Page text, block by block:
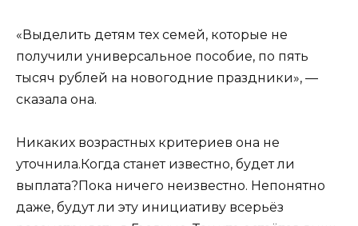
«Выделить детям тех семей, которые не
получили универсальное пособие, по пять
тысяч рублей на новогодние праздники», —
сказала она.
Никаких возрастных критериев она не
уточнила.Когда станет известно, будет ли
выплата?Пока ничего неизвестно. Непонятно
даже, будут ли эту инициативу всерьёз